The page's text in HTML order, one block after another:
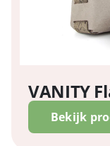
VANITY
Bekijk